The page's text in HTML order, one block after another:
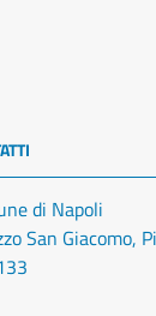
di Napoli
San Giacomo,